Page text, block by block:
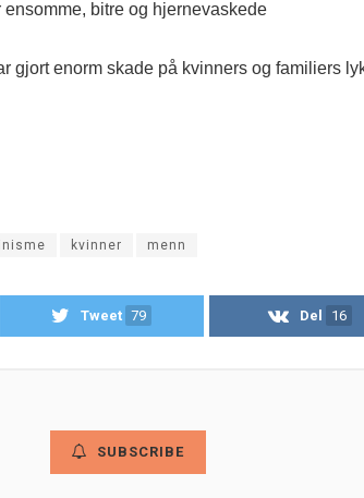
bitre og hjernevaskede
gjort enorm skade på kvinners og familiers
kvinner menn
Tweet 79 Del 16
SUBSCRIBE